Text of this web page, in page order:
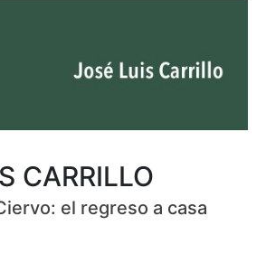
CARRILLO
el regreso a casa